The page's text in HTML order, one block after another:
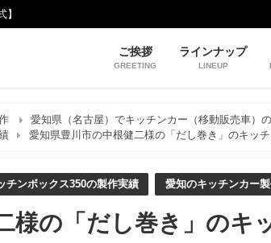
】
ご挨拶
GREETING
ラインナップ
LINEUP
愛知県（名古屋）でキッチンカー（移動販売車）
愛知県豊川市の中根健二様の「だし巻き」のキッ
チンボックス350の製作実績 愛知のキッチンカー
様の「だし巻き」のキ